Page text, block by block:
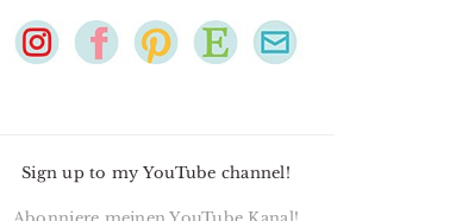
Sign up to my YouTube channel!